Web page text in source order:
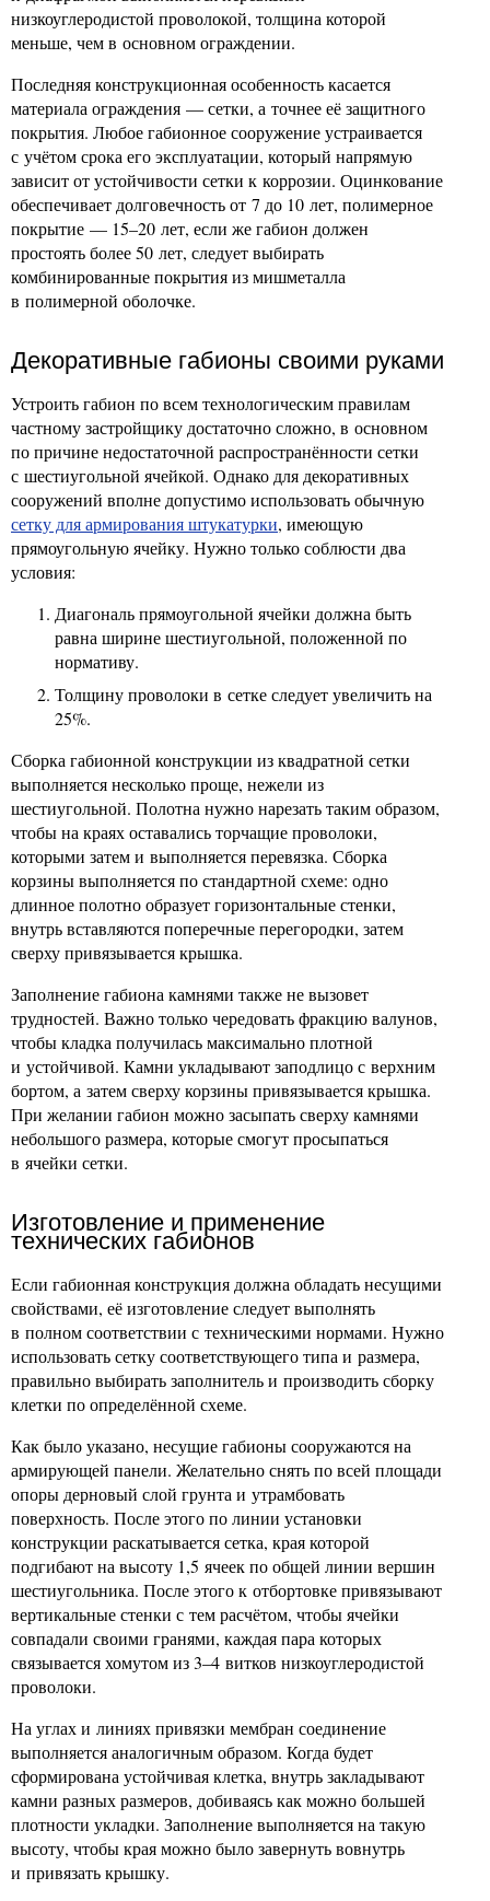
низкоуглеродистой проволокой, толщина которой
меньше, чем в основном ограждении.
Последняя конструкционная особенность касается
материала ограждения — сетки, а точнее её защитного
покрытия. Любое габионное сооружение устраивается
с учётом срока его эксплуатации, который напрямую
зависит от устойчивости сетки к коррозии. Оцинкование
обеспечивает долговечность от 7 до 10 лет, полимерное
покрытие — 15–20 лет, если же габион должен
простоять более 50 лет, следует выбирать
комбинированные покрытия из мишметалла
в полимерной оболочке.
Декоративные габионы своими руками
Устроить габион по всем технологическим правилам
частному застройщику достаточно сложно, в основном
по причине недостаточной распространённости сетки
с шестиугольной ячейкой. Однако для декоративных
сооружений вполне допустимо использовать обычную
сетку для армирования штукатурки, имеющую
прямоугольную ячейку. Нужно только соблюсти два
условия:
Диагональ прямоугольной ячейки должна быть
равна ширине шестиугольной, положенной по
нормативу.
Толщину проволоки в сетке следует увеличить на
25%.
Сборка габионной конструкции из квадратной сетки
выполняется несколько проще, нежели из
шестиугольной. Полотна нужно нарезать таким образом,
чтобы на краях оставались торчащие проволоки,
которыми затем и выполняется перевязка. Сборка
корзины выполняется по стандартной схеме: одно
длинное полотно образует горизонтальные стенки,
внутрь вставляются поперечные перегородки, затем
сверху привязывается крышка.
Заполнение габиона камнями также не вызовет
трудностей. Важно только чередовать фракцию валунов,
чтобы кладка получилась максимально плотной
и устойчивой. Камни укладывают заподлицо с верхним
бортом, а затем сверху корзины привязывается крышка.
При желании габион можно засыпать сверху камнями
небольшого размера, которые смогут просыпаться
в ячейки сетки.
Изготовление и применение
технических габионов
Если габионная конструкция должна обладать несущими
свойствами, её изготовление следует выполнять
в полном соответствии с техническими нормами. Нужно
использовать сетку соответствующего типа и размера,
правильно выбирать заполнитель и производить сборку
клетки по определённой схеме.
Как было указано, несущие габионы сооружаются на
армирующей панели. Желательно снять по всей площади
опоры дерновый слой грунта и утрамбовать
поверхность. После этого по линии установки
конструкции раскатывается сетка, края которой
подгибают на высоту 1,5 ячеек по общей линии вершин
шестиугольника. После этого к отбортовке привязывают
вертикальные стенки с тем расчётом, чтобы ячейки
совпадали своими гранями, каждая пара которых
связывается хомутом из 3–4 витков низкоуглеродистой
проволоки.
На углах и линиях привязки мембран соединение
выполняется аналогичным образом. Когда будет
сформирована устойчивая клетка, внутрь закладывают
камни разных размеров, добиваясь как можно большей
плотности укладки. Заполнение выполняется на такую
высоту, чтобы края можно было завернуть вовнутрь
и привязать крышку.